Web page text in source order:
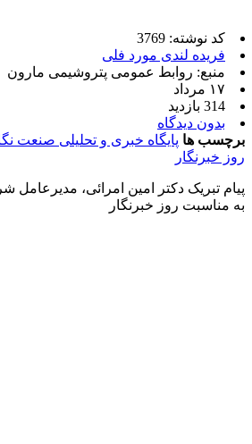
کد نوشته: 3769
فریده لندی مورد فلی
منبع: روابط عمومی پتروشیمی مارون
۱۷ مرداد
314 بازدید
بدون دیدگاه
برچسب ها پایگاه خبری و تحلیلی صنعت
روز خبرنگار
پیام تبریک دکتر امین امرائی،
به مناسبت روز خبرنگار